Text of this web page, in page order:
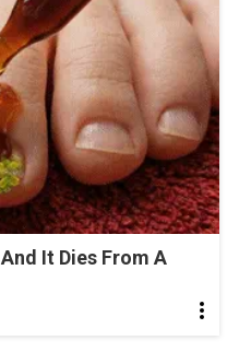
It Dies From A